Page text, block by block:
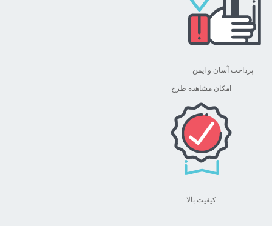
پرداخت آسان و ایمن
امکان مشاهده طرح
کیفیت بالا